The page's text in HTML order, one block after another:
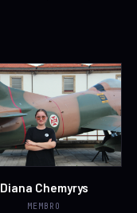
Diana Chemyrys
MEMBRO